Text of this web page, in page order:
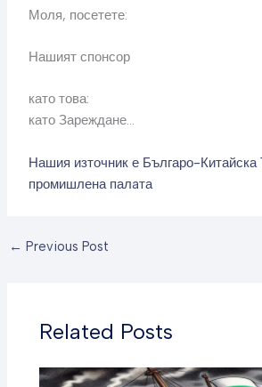
Моля, посетете:
Нашият спонсор
като това:
като Зареждане…
Нашия източник е Българо-Китайска
промишлена палaта
← Previous Post
Related Posts